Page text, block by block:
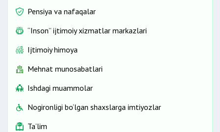
Pensiya va nafaqalar
“Inson” ijtimoiy xizmatlar markazlari
Ijtimoiy himoya
Mehnat munosabatlari
Ishdagi muammolar
Nogironligi bo‘lgan shaxslarga imtiyozlar
Ta’lim